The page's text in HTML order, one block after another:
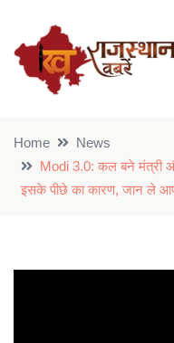
Home
News
Modi 3.0: कल बने मंत्री
इसके पीछे का कारण, जान ले